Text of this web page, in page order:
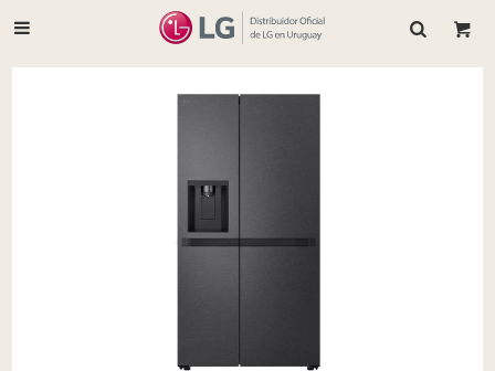
